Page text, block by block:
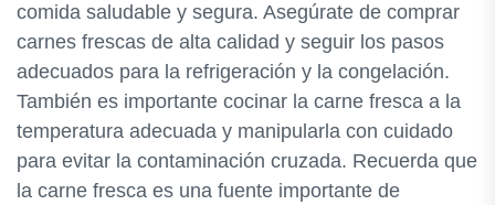
comida saludable y segura. Asegúrate de comprar
carnes frescas de alta calidad y seguir los pasos
adecuados para la refrigeración y la congelación.
También es importante cocinar la carne fresca a la
temperatura adecuada y manipularla con cuidado
para evitar la contaminación cruzada. Recuerda que
la carne fresca es una fuente importante de